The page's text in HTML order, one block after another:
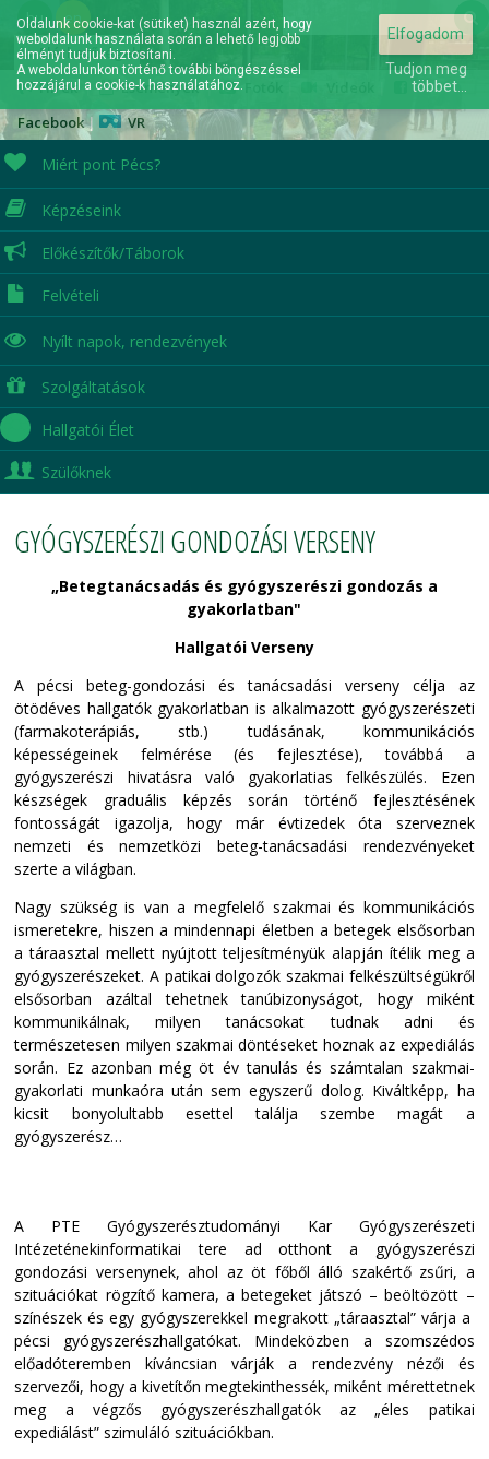
hu
en
Elérhetőségek
Hírek| Események| Fotók
Facebook| VR
Miért pont Pécs?
Képzéseink
Előkészítők/Táborok
Felvételi
Nyílt napok, rendezvények
Szolgáltatások
Hallgatói Élet
Szülőknek
GYÓGYSZERÉSZI GONDOZÁSI VERSENY
„Betegtanácsadás és gyógyszerészi gondozás a
gyakorlatban"
Hallgatói Verseny
A pécsi beteg-gondozási és tanácsadási verseny célja az
ötödéves hallgatók gyakorlatban is alkalmazott gyógyszerészeti
(farmakoterápiás, stb.) tudásának, kommunikációs
képességeinek felmérése (és fejlesztése), továbbá a
gyógyszerészi hivatásra való gyakorlatias felkészülés. Ezen
készségek graduális képzés során történő fejlesztésének
fontosságát igazolja, hogy már évtizedek óta szerveznek
nemzeti és nemzetközi beteg-tanácsadási rendezvényeket
szerte a világban.
Nagy szükség is van a megfelelő szakmai és kommunikációs
ismeretekre, hiszen a mindennapi életben a betegek elsősorban
a táraasztal mellett nyújtott teljesítményük alapján ítélik meg a
gyógyszerészeket. A patikai dolgozók szakmai felkészültségükről
elsősorban azáltal tehetnek tanúbizonyságot, hogy miként
kommunikálnak, milyen tanácsokat tudnak adni és
természetesen milyen szakmai döntéseket hoznak az expediálás
során. Ez azonban még öt év tanulás és számtalan szakmai-
gyakorlati munkaóra után sem egyszerű dolog. Kiváltképp, ha
kicsit bonyolultabb esettel találja szembe magát a
gyógyszerész…
A PTE Gyógyszerésztudományi Kar Gyógyszerészeti
Intézeténekinformatikai tere ad otthont a gyógyszerészi
gondozási versenynek, ahol az öt főből álló szakértő zsűri, a
szituációkat rögzítő kamera, a betegeket játszó – beöltözött –
színészek és egy gyógyszerekkel megrakott „táraasztal” várja a
pécsi gyógyszerészhallgatókat. Mindeközben a szomszédos
előadóteremben kíváncsian várják a rendezvény nézői és
szervezői, hogy a kivetítőn megtekinthessék, miként mérettetnek
meg a végzős gyógyszerészhallgatók az „éles patikai
expediálást” szimuláló szituációkban.
Oldalunk cookie-kat (sütiket) használ azért, hogy
weboldalunk használata során a lehető legjobb
élményt tudjuk biztosítani.
A weboldalunkon történő további böngészéssel
hozzájárul a cookie-k használatához.
Elfogadom
Tudjon meg
többet...